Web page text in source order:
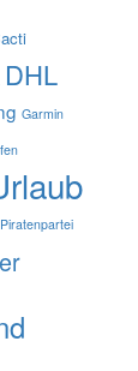
DHL
Garmin
Piratenpartei